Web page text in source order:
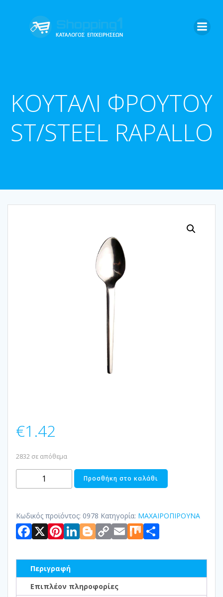
ΚΟΥΤΑΛΙ ΦΡΟΥΤΟΥ
ST/STEEL RAPALLO
€1.42
2832 σε απόθεμα
ΚΟΥΤΑΛΙ
ΦΡΟΥΤΟΥ
RAPALLO
ποσότητα
Προσθήκη στο καλάθι
Κωδικός προϊόντος: 0978 Κατηγορία: ΜΑΧΑΙΡΟΠΙΡΟΥΝΑ
Facebook
X Pinterest
LinkedIn
Blogger
Copy
Link
Email
Mix
Περιγραφή
Επιπλέον πληροφορίες